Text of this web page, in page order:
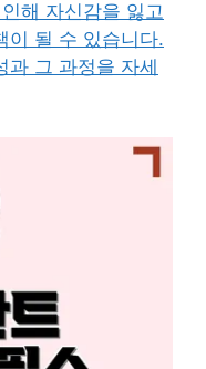
해 자신감을 잃고
이 될 수 있습니다.
과 그 과정을 자세